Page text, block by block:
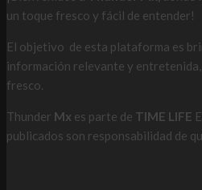
un toque fresco y fácil de entender!
El objetivo de esta plataforma es
información relevante y
fresco.
Thunder Mx es parte de TIME LIFE
publicados son responsabilidad de